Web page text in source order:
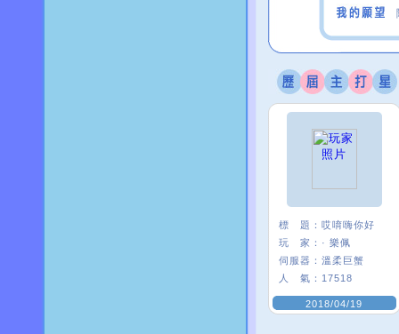
標 題： 哎唷嗨你好
玩 家： · 樂佩
伺服器： 溫柔巨蟹
人 氣： 17518
2018/04/19